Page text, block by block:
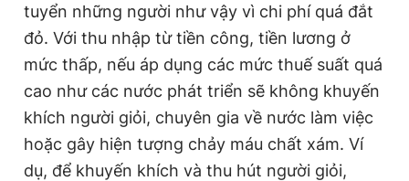
tuyển những người như vậy vì chi phí quá đắt
đỏ. Với thu nhập từ tiền công, tiền lương ở
mức thấp, nếu áp dụng các mức thuế suất quá
cao như các nước phát triển sẽ không khuyến
khích người giỏi, chuyên gia về nước làm việc
hoặc gây hiện tượng chảy máu chất xám. Ví
dụ, để khuyến khích và thu hút người giỏi,